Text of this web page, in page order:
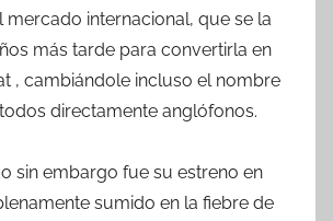
mercado internacional, que se la
más tarde para convertirla en
, cambiándole incluso el nombre
directamente anglófonos.
sin embargo fue su estreno en
sumido en la fiebre de